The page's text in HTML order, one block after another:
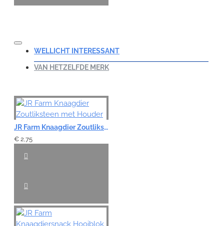
WELLICHT INTERESSANT
VAN HETZELFDE MERK
JR Farm Knaagdier Zoutliksteen met Houder
€ 2,75